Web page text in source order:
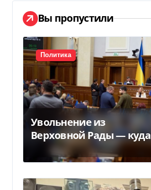
Вы пропустили
Политика
Увольнение из
Верховной Рады — куда
исчез 71 народный
депутат за семь лет